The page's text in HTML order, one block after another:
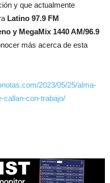
y que actualmente
Latino 97.9 FM
y MegaMix 1440 AM/96.9
más acerca de esta
2023/05/25/alma-
callan-con-trabajo/